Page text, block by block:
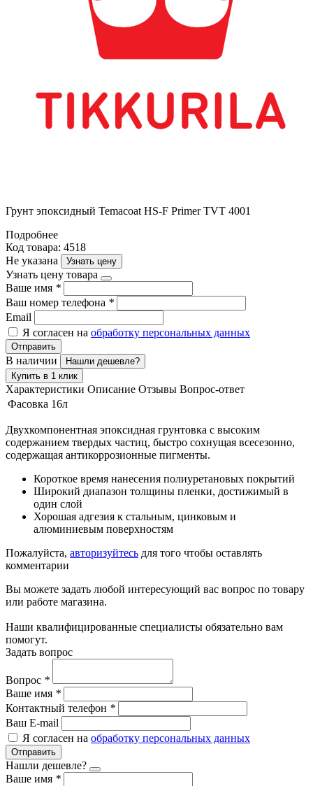
Грунт эпоксидный Temacoat HS-F Primer TVT 4001
Подробнее
Код товара: 4518
Не указана
Узнать цену
Узнать цену товара
Ваше имя *
Ваш номер телефона *
Email
Я согласен на обработку персональных данных
Отправить
В наличии
Нашли дешевле?
Купить в 1 клик
Характеристики Описание Отзывы Вопрос-ответ
Фасовка 16л
Двухкомпонентная эпоксидная грунтовка с высоким
содержанием твердых частиц, быстро сохнущая всесезонно,
содержащая антикоррозионные пигменты.
Короткое время нанесения полиуретановых покрытий
Широкий диапазон толщины пленки, достижимый в
один слой
Хорошая адгезия к стальным, цинковым и
алюминиевым поверхностям
Пожалуйста, авторизуйтесь для того чтобы оставлять
комментарии
Вы можете задать любой интересующий вас вопрос по товару
или работе магазина.
Наши квалифицированные специалисты обязательно вам
помогут.
Задать вопрос
Вопрос *
Ваше имя *
Контактный телефон *
Ваш E-mail
Я согласен на обработку персональных данных
Отправить
Нашли дешевле?
Ваше имя *